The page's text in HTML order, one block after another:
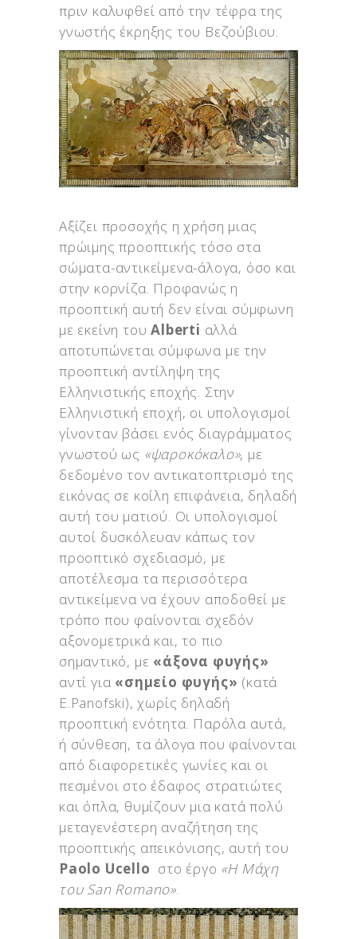
πριν καλυφθεί από την τέφρα της
γνωστής έκρηξης του Βεζούβιου.
Αξίζει προσοχής η χρήση μιας
πρώιμης προοπτικής τόσο στα
σώματα-αντικείμενα-άλογα, όσο και
στην κορνίζα. Προφανώς η
προοπτική αυτή δεν είναι σύμφωνη
με εκείνη τουAlberti αλλά
αποτυπώνεται σύμφωνα με την
προοπτική αντίληψη της
Ελληνιστικής εποχής. Στην
Ελληνιστική εποχή, οι υπολογισμοί
γίνονταν βάσει ενός διαγράμματος
γνωστού ως «ψαροκόκαλο», με
δεδομένο τον αντικατοπτρισμό της
εικόνας σε κοίλη επιφάνεια, δηλαδή
αυτή του ματιού. Οι υπολογισμοί
αυτοί δυσκόλευαν κάπως τον
προοπτικό σχεδιασμό, με
αποτέλεσμα τα περισσότερα
αντικείμενα να έχουν αποδοθεί με
τρόπο που φαίνονται σχεδόν
αξονομετρικά και, το πιο
σημαντικό, με «άξονα φυγής»
αντί για «σημείο φυγής» (κατά
E.Panofski), χωρίς δηλαδή
προοπτική ενότητα. Παρόλα αυτά,
ή σύνθεση, τα άλογα που φαίνονται
από διαφορετικές γωνίες και οι
πεσμένοι στο έδαφος στρατιώτες
και όπλα, θυμίζουν μια κατά πολύ
μεταγενέστερη αναζήτηση της
προοπτικής απεικόνισης, αυτή του
Paolo Ucello στο έργο «Η Μάχη
του San Romano».